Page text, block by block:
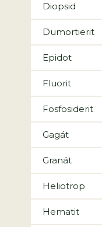
Diopsid
Dumortierit
Epidot
Fluorit
Fosfosiderit
Gagát
Granát
Heliotrop
Hematit